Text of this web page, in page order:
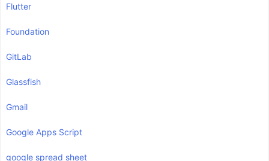
Flutter
Foundation
GitLab
Glassfish
Gmail
Google Apps Script
google spread sheet